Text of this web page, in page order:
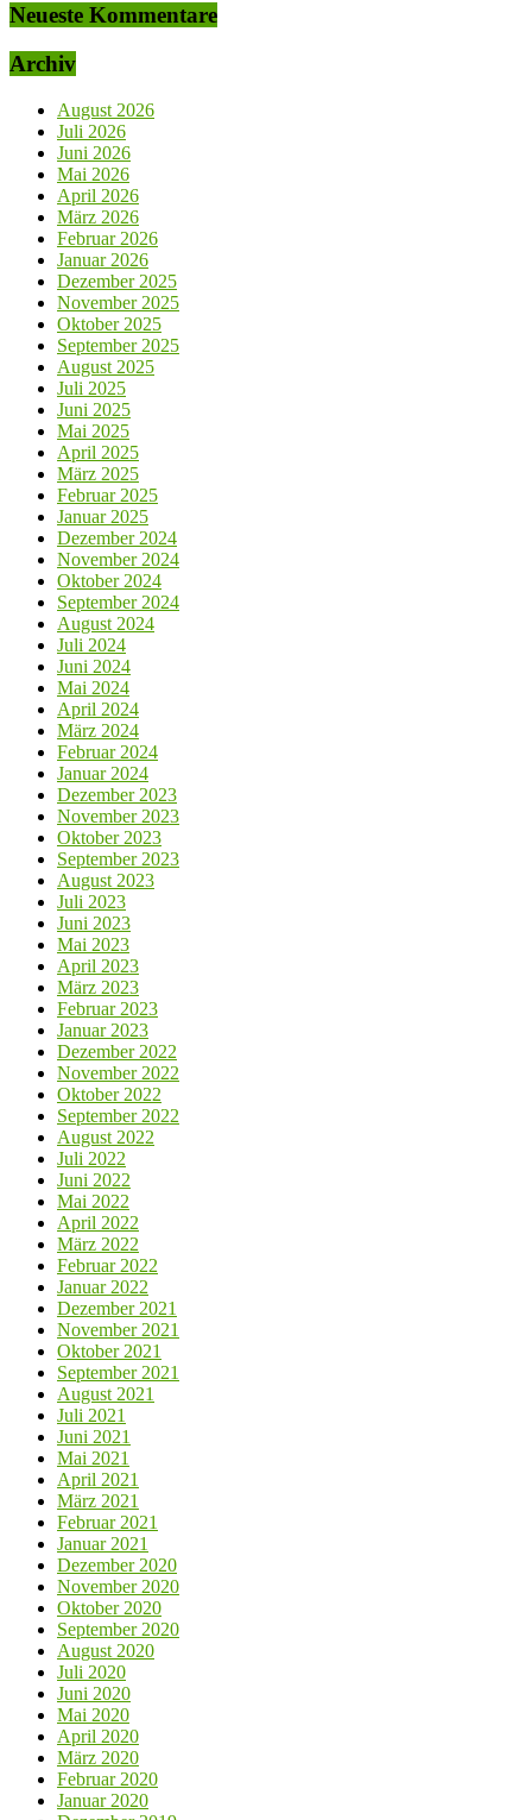
Neueste Kommentare
Archiv
August 2026
Juli 2026
Juni 2026
Mai 2026
April 2026
März 2026
Februar 2026
Januar 2026
Dezember 2025
November 2025
Oktober 2025
September 2025
August 2025
Juli 2025
Juni 2025
Mai 2025
April 2025
März 2025
Februar 2025
Januar 2025
Dezember 2024
November 2024
Oktober 2024
September 2024
August 2024
Juli 2024
Juni 2024
Mai 2024
April 2024
März 2024
Februar 2024
Januar 2024
Dezember 2023
November 2023
Oktober 2023
September 2023
August 2023
Juli 2023
Juni 2023
Mai 2023
April 2023
März 2023
Februar 2023
Januar 2023
Dezember 2022
November 2022
Oktober 2022
September 2022
August 2022
Juli 2022
Juni 2022
Mai 2022
April 2022
März 2022
Februar 2022
Januar 2022
Dezember 2021
November 2021
Oktober 2021
September 2021
August 2021
Juli 2021
Juni 2021
Mai 2021
April 2021
März 2021
Februar 2021
Januar 2021
Dezember 2020
November 2020
Oktober 2020
September 2020
August 2020
Juli 2020
Juni 2020
Mai 2020
April 2020
März 2020
Februar 2020
Januar 2020